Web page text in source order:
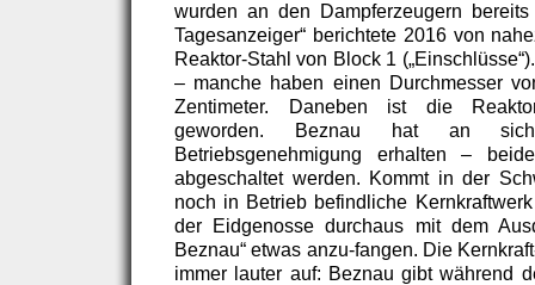
wurden an den Dampferzeugern
Tagesanzeiger“ berichtete 2016 von
Reaktor-Stahl von Block 1
– manche haben einen Durchmesser
Zentimeter. Daneben ist die
geworden. Beznau hat an
Betriebsgenehmigung erhalten –
abgeschaltet werden. Kommt in der
noch in Betrieb befindliche
der Eidgenosse durchaus mit dem
Beznau“ etwas anzu-fangen. Die
immer lauter auf: Beznau gibt während